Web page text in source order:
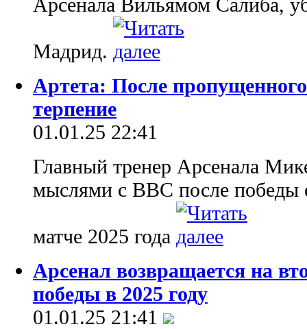
Мадрид.
Артета: После
терпение
01.01.25 22:41
Главный тренер Арсенала
мыслями с BBC после победы
матче 2025 года
Арсенал возвращается на
победы в 2025 году
01.01.25 21:41